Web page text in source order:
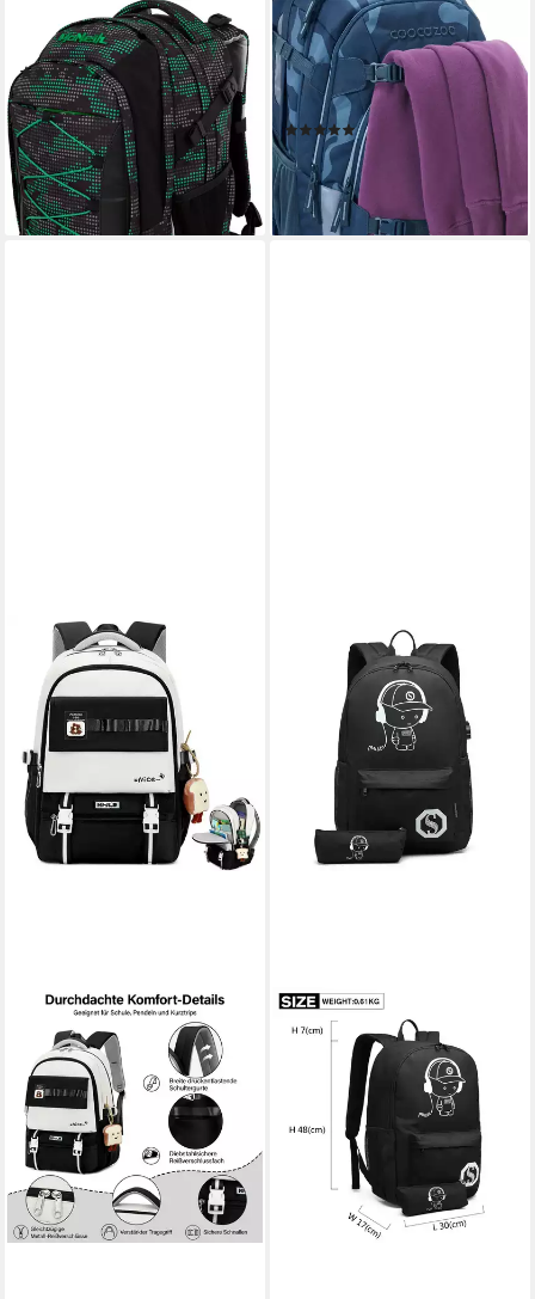
MCNEILL
Schulrucksack Luca
(1)
ab 99,99 € UVP 119,95 €
-17%
lieferbar - in 2-3 Werktagen bei dir
+3
COOCAZOO
Schulranzen Schulrucksack-
Set MATE, Mäppchen
Sporttasche (3-tlg)
(2)
145,99 € UVP 209,97 €
-30%
lieferbar - in 2-3 Werktagen bei dir